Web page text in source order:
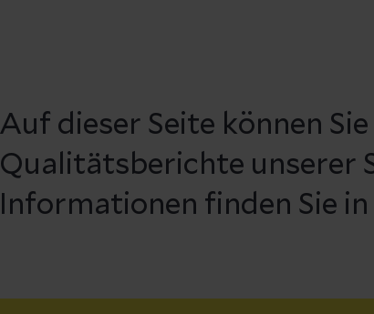
Auf dieser Seite können
Qualitätsberichte unserer
Informationen finden Sie